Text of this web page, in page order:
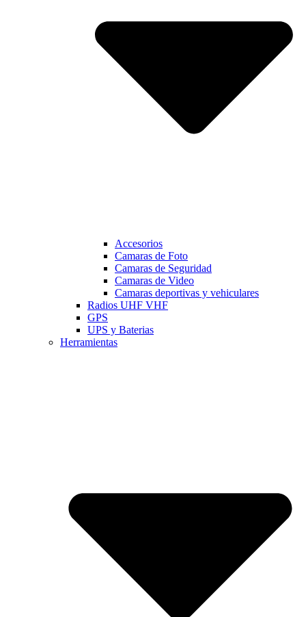
Accesorios
Camaras de Foto
Camaras de Seguridad
Camaras de Video
Camaras deportivas y vehiculares
Radios UHF VHF
GPS
UPS y Baterias
Herramientas